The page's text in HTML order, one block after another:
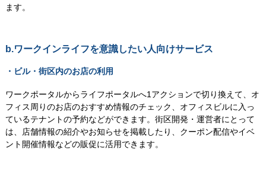
ます。
b.ワークインライフを意識したい人向けサービス
・ビル・街区内のお店の利用
ワークポータルからライフポータルへ1アクションで切り換えて、オ
フィス周りのお店のおすすめ情報のチェック、オフィスビルに入っ
ているテナントの予約などができます。街区開発・運営者にとって
は、店舗情報の紹介やお知らせを掲載したり、クーポン配信やイベ
ント開催情報などの販促に活用できます。